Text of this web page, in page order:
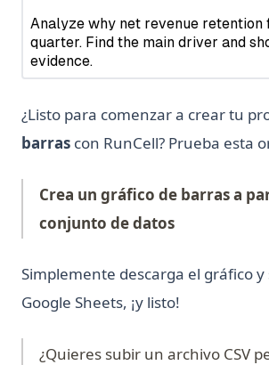
Python asyncio: Guía Completa de
Asincrónica
diccionario con valores predeterminados
Python defaultdict: Simplify Dictionary
Default Values
Python f-strings: La guía completa de los
cadena formateados
Python f-strings: The Complete Guide to
Python heapq: Colas de prioridad y
simplificadas
Simple
¿Listo para comenzar a crear tu
barras con RunCell? Prueba esta
Crea un gráfico de barras a
conjunto de datos
Simplemente descarga el gráfico y
Google Sheets, ¡y listo!
¿Quieres subir un archivo CSV